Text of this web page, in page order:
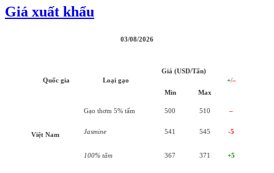
Giá xuất khẩu
03/08/2026
Quốc gia Loại gạo
Giá (USD/Tấn)
+/–
Min
Max
Việt Nam
Gạo thơm 5% tấm 500 510 –
Jasmine 541 545 -5
100% tấm 367 371 +5